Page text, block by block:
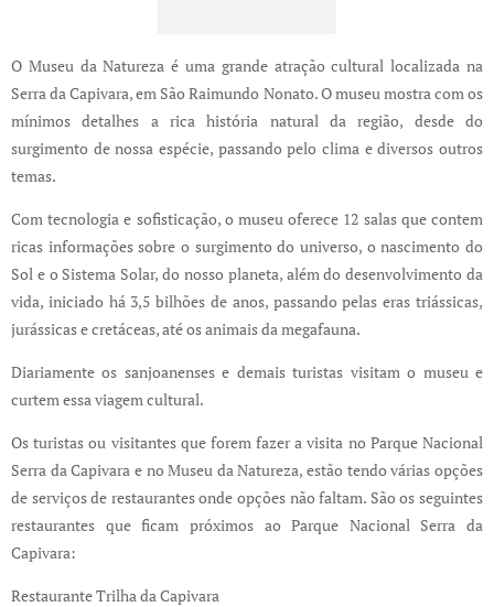
O Museu da Natureza é uma grande atração cultural localizada na
Serra da Capivara, em São Raimundo Nonato. O museu mostra com os
mínimos detalhes a rica história natural da região, desde do
surgimento de nossa espécie, passando pelo clima e diversos outros
temas.
Com tecnologia e sofisticação, o museu oferece 12 salas que contem
ricas informações sobre o surgimento do universo, o nascimento do
Sol e o Sistema Solar, do nosso planeta, além do desenvolvimento da
vida, iniciado há 3,5 bilhões de anos, passando pelas eras triássicas,
jurássicas e cretáceas, até os animais da megafauna.
Diariamente os sanjoanenses e demais turistas visitam o museu e
curtem essa viagem cultural.
Os turistas ou visitantes que forem fazer a visita no Parque Nacional
Serra da Capivara e no Museu da Natureza, estão tendo várias opções
de serviços de restaurantes onde opções não faltam. São os seguintes
restaurantes que ficam próximos ao Parque Nacional Serra da
Capivara:
Restaurante Trilha da Capivara